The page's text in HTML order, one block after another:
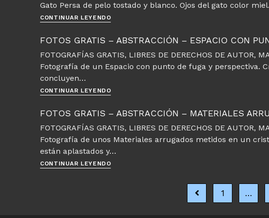
Gatos
–
Gato Persa de pelo tostado y blanco. Ojos del gato color
CONTINUAR LEYENDOFotos
–
Gato
FOTOS GRATIS – ABSTRACCIÓN – ESPACIO CON
FOTOGRAFÍAS GRATIS, LIBRES DE DERECHOS DE AUTOR,
Fotografía de un Espacio con punto de fuga y perspectiva.
concluyen…
CONTINUAR LEYENDOFotos
–
Espacio
de
FOTOS GRATIS – ABSTRACCIÓN – MATERIALES
FOTOGRAFÍAS GRATIS, LIBRES DE DERECHOS DE AUTOR,
Fotografía de unos Materiales arrugados metidos en un
están aplastados y…
CONTINUAR LEYENDOFotos
Ir a la página anterior
1 …